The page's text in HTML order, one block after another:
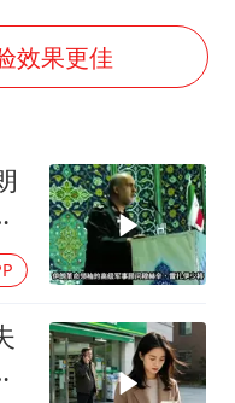
东航：国内客票提前14天免费退改
谁帮谁
新局
效果更佳